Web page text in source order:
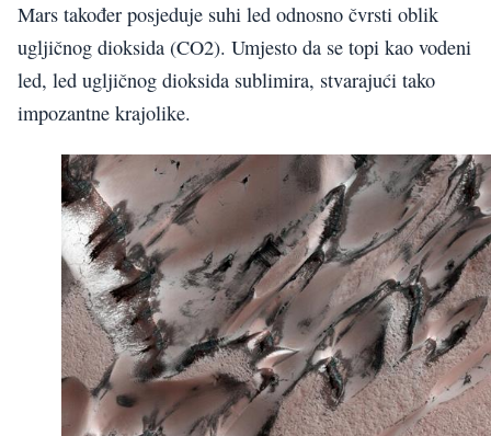
Mars također posjeduje suhi led odnosno čvrsti oblik
ugljičnog dioksida (CO2). Umjesto da se topi kao vodeni
led, led ugljičnog dioksida sublimira, stvarajući tako
impozantne krajolike.